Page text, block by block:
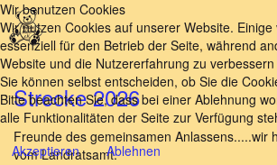
Strecke 2026
Freunde des gemeinsamen Anlassens.....wir
vom Landratsamt.
Wir benutzen Cookies
Wir nutzen Cookies auf unserer Website. Einige
essenziell für den Betrieb der Seite, während
Website und die Nutzererfahrung zu
Sie können selbst entscheiden, ob Sie die
Bitte beachten Sie, dass bei einer Ablehnung
alle Funktionalitäten der Seite zur Verfügung
Akzeptieren
Ablehnen